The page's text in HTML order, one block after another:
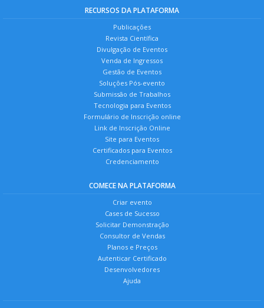
RECURSOS DA PLATAFORMA
Publicações
Revista Científica
Divulgação de Eventos
Venda de Ingressos
Gestão de Eventos
Soluções Pós-evento
Submissão de Trabalhos
Tecnologia para Eventos
Formulário de Inscrição online
Link de Inscrição Online
Site para Eventos
Certificados para Eventos
Credenciamento
COMECE NA PLATAFORMA
Criar evento
Cases de Sucesso
Solicitar Demonstração
Consultor de Vendas
Planos e Preços
Autenticar Certificado
Desenvolvedores
Ajuda